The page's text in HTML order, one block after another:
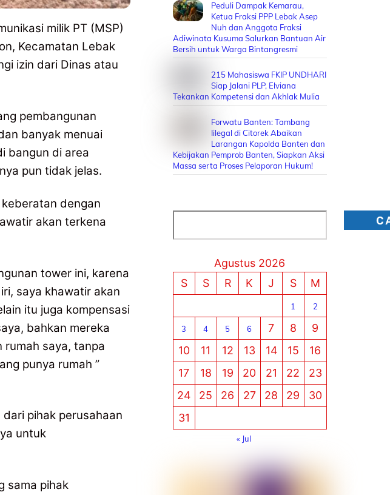
milik PT (MSP)
Kecamatan Lebak
izin dari Dinas atau
pembangunan
banyak menuai
bangun di area
pun tidak jelas.
dengan
akan terkena
tower ini, karena
saya khawatir akan
itu juga kompensasi
bahkan mereka
saya, tanpa
punya rumah ”
pihak perusahaan
untuk
sama pihak
Peduli Dampak Kemarau,
Ketua Fraksi PPP Lebak Asep
Nuh dan Anggota Fraksi
Adiwinata Kusuma Salurkan Bantuan Air
Bersih untuk Warga Bintangresmi
215 Mahasiswa FKIP UNDHARI
Siap Jalani PLP, Elviana
Tekankan Kompetensi dan Akhlak Mulia
Forwatu Banten: Tambang
Iilegal di Citorek Abaikan
Larangan Kapolda Banten dan
Kebijakan Pemprob Banten, Siapkan Aksi
Massa serta Proses Pelaporan Hukum!
Agustus 2026
S
S R K J S M
1 2
3 4 5 6 7 8
9
10
11 12 13 14 15
16
17
18 19 20 21 22
23
24
25 26 27 28 29
30
31
« Jul